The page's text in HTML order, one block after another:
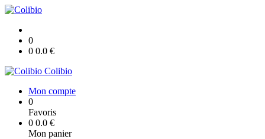
0
0 0.0 €
Colibio
Mon compte
0
Favoris
0 0.0 €
Mon panier